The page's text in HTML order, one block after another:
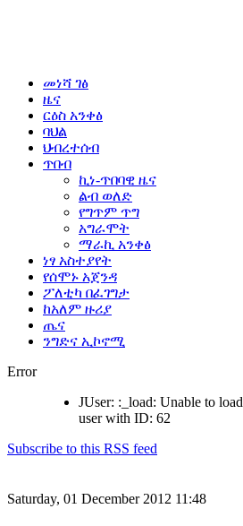
መነሻ ገፅ
ዜና
ርዕስ አንቀፅ
ባህል
ህብረተሰብ
ጥበብ
ኪነ-ጥበባዊ ዜና
ልብ ወለድ
የግጥም ጥግ
አግራሞት
ማራኪ አንቀፅ
ነፃ አስተያየት
የሰሞኑ አጀንዳ
ፖለቲካ በፈገግታ
ከአለም ዙሪያ
ጤና
ንግድና ኢኮኖሚ
Error
JUser: :_load: Unable to load
user with ID: 62
Subscribe to this RSS feed
Saturday, 01 December 2012 11:48